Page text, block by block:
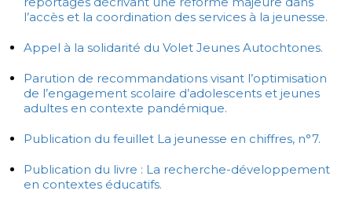
l’accès et la coordination des services à la jeunesse.
Appel à la solidarité du Volet Jeunes Autochtones.
Parution de recommandations visant l’optimisation
de l’engagement scolaire d’adolescents et jeunes
adultes en contexte pandémique.
Publication du feuillet La jeunesse en chiffres, n°7.
Publication du livre : La recherche-développement
en contextes éducatifs.